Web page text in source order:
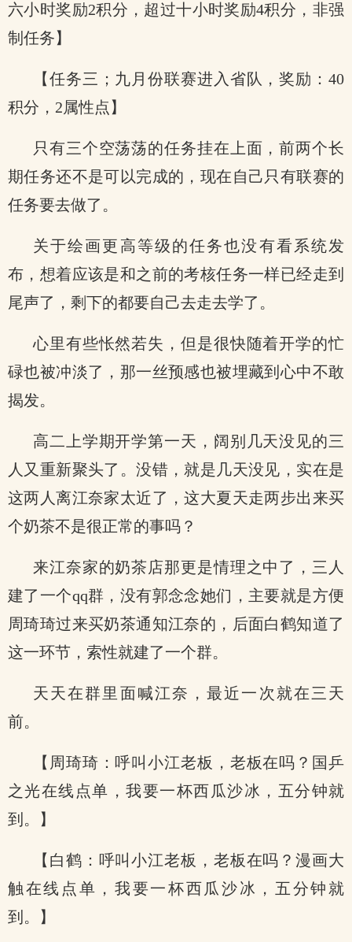
六小时奖励2积分，超过十小时奖励4积分，非强
制任务】
【任务三；九月份联赛进入省队，奖励：40
积分，2属性点】
只有三个空荡荡的任务挂在上面，前两个长
期任务还不是可以完成的，现在自己只有联赛的
任务要去做了。
关于绘画更高等级的任务也没有看系统发
布，想着应该是和之前的考核任务一样已经走到
尾声了，剩下的都要自己去走去学了。
心里有些怅然若失，但是很快随着开学的忙
碌也被冲淡了，那一丝预感也被埋藏到心中不敢
揭发。
高二上学期开学第一天，阔别几天没见的三
人又重新聚头了。没错，就是几天没见，实在是
这两人离江奈家太近了，这大夏天走两步出来买
个奶茶不是很正常的事吗？
来江奈家的奶茶店那更是情理之中了，三人
建了一个qq群，没有郭念念她们，主要就是方便
周琦琦过来买奶茶通知江奈的，后面白鹤知道了
这一环节，索性就建了一个群。
天天在群里面喊江奈，最近一次就在三天
前。
【周琦琦：呼叫小江老板，老板在吗？国乒
之光在线点单，我要一杯西瓜沙冰，五分钟就
到。】
【白鹤：呼叫小江老板，老板在吗？漫画大
触在线点单，我要一杯西瓜沙冰，五分钟就
到。】